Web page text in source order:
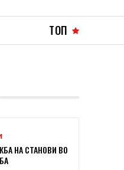
ТОП
НА СТАНОВИ ВО